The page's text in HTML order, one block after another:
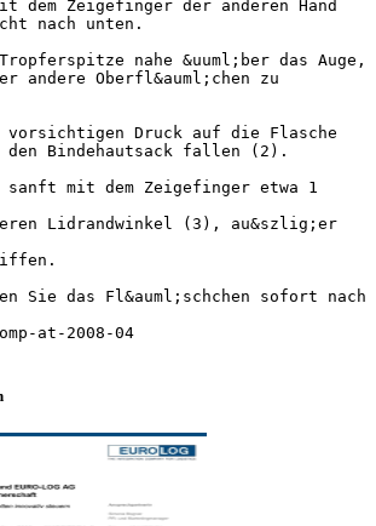
dem Zeigefinger der anderen Hand
nach unten.
nahe &uuml;ber das Auge,
andere Oberfl&auml;chen zu
vorsichtigen Druck auf die Flasche
Bindehautsack fallen (2).
sanft mit dem Zeigefinger etwa 1
Lidrandwinkel (3), au&szlig;er
Sie das Fl&auml;schchen sofort nach
at-2008-04